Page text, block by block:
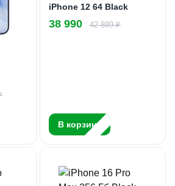
iPhone 12 64 Black
38 990 42 889 ₽
В корзину